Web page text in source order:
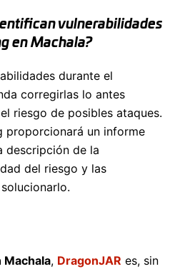
vulnerabilidades
en Machala?
durante el
corregirlas lo antes
riesgo de posibles ataques.
proporcionará un informe
descripción de la
del riesgo y las
Machala, DragonJAR es, sin